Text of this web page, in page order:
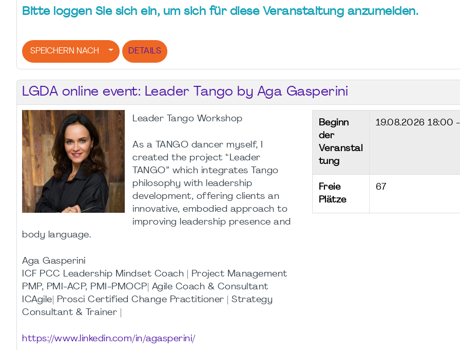
Bitte loggen Sie sich ein, um sich für diese Veranstaltung anzumelden.
SPEICHERN NACH DETAILS
LGDA online event: Leader Tango by Aga Gasperini
Leader Tango Workshop
As a TANGO dancer myself, I
created the project “Leader
TANGO” which integrates Tango
philosophy with leadership
development, offering clients an
innovative, embodied approach to
improving leadership presence and
body language.
Aga Gasperini
ICF PCC Leadership Mindset Coach | Project Management
PMP, PMI-ACP, PMI-PMOCP| Agile Coach & Consultant
ICAgile| Prosci Certified Change Practitioner | Strategy
Consultant & Trainer |
https://www.linkedin.com/in/agasperini/
Beginn
der
Veranstal
tung
19.08.202618:00
Freie
Plätze
67